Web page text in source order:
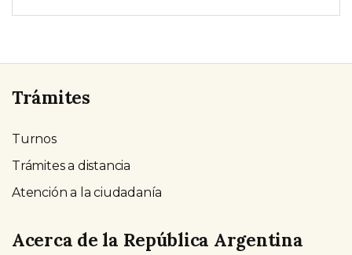
Trámites
Turnos
Trámites a distancia
Atención a la ciudadanía
Acerca de la República Argentina